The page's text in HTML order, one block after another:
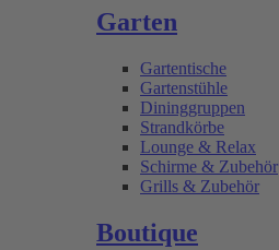
Garten
Gartentische
Gartenstühle
Dininggruppen
Strandkörbe
Lounge & Relax
Schirme & Zubehör
Grills & Zubehör
Boutique